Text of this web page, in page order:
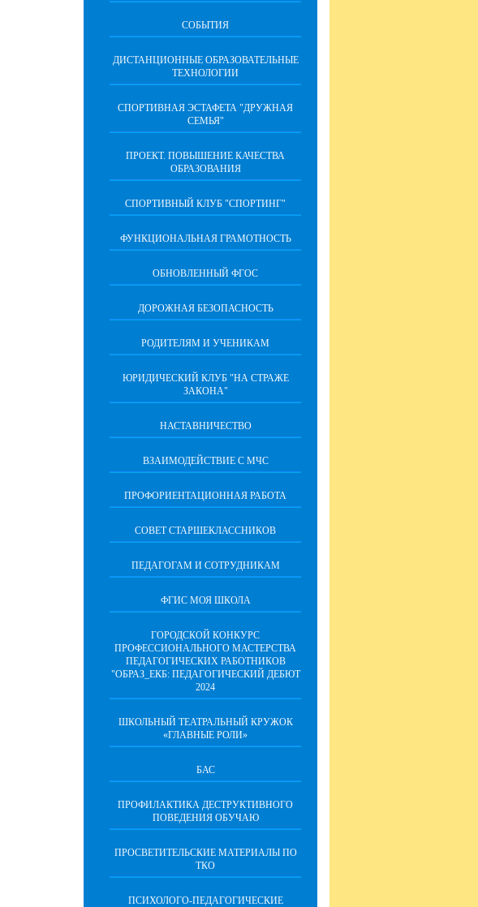
СОБЫТИЯ
ДИСТАНЦИОННЫЕ ОБРАЗОВАТЕЛЬНЫЕ
ТЕХНОЛОГИИ
СПОРТИВНАЯ ЭСТАФЕТА "ДРУЖНАЯ
СЕМЬЯ"
ПРОЕКТ. ПОВЫШЕНИЕ КАЧЕСТВА
ОБРАЗОВАНИЯ
СПОРТИВНЫЙ КЛУБ "СПОРТИНГ"
ФУНКЦИОНАЛЬНАЯ ГРАМОТНОСТЬ
ОБНОВЛЕННЫЙ ФГОС
ДОРОЖНАЯ БЕЗОПАСНОСТЬ
РОДИТЕЛЯМ И УЧЕНИКАМ
ЮРИДИЧЕСКИЙ КЛУБ "НА СТРАЖЕ
ЗАКОНА"
НАСТАВНИЧЕСТВО
ВЗАИМОДЕЙСТВИЕ С МЧС
ПРОФОРИЕНТАЦИОННАЯ РАБОТА
СОВЕТ СТАРШЕКЛАССНИКОВ
ПЕДАГОГАМ И СОТРУДНИКАМ
ФГИС МОЯ ШКОЛА
ГОРОДСКОЙ КОНКУРС
ПРОФЕССИОНАЛЬНОГО МАСТЕРСТВА
ПЕДАГОГИЧЕСКИХ РАБОТНИКОВ
"ОБРАЗ_ЕКБ: ПЕДАГОГИЧЕСКИЙ ДЕБЮТ
2024
ШКОЛЬНЫЙ ТЕАТРАЛЬНЫЙ КРУЖОК
«ГЛАВНЫЕ РОЛИ»
БАС
ПРОФИЛАКТИКА ДЕСТРУКТИВНОГО
ПОВЕДЕНИЯ ОБУЧАЮ
ПРОСВЕТИТЕЛЬСКИЕ МАТЕРИАЛЫ ПО
ТКО
ПСИХОЛОГО-ПЕДАГОГИЧЕСКИЕ